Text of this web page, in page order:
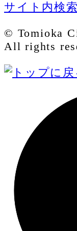
サイト内検索
© Tomioka
All rights